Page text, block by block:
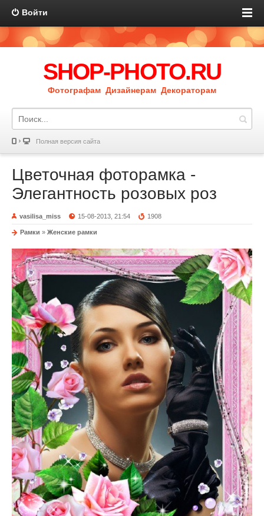
Войти
SHOP-PHOTO.RU
Фотографам Дизайнерам Декораторам
Полная версия сайта
Цветочная фоторамка -
Элегантность розовых роз
vasilisa_miss 15-08-2013, 21:54 1908
Рамки » Женские рамки